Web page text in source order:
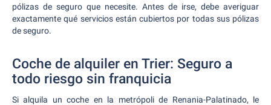
pólizas de seguro que necesite. Antes de irse, debe averiguar
exactamente qué servicios están cubiertos por todas sus pólizas
de seguro.
Coche de alquiler en Trier: Seguro a
todo riesgo sin franquicia
Si alquila un coche en la metrópoli de Renania-Palatinado, le